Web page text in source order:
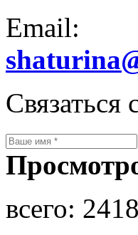
Email:
Связаться
всего: 2418